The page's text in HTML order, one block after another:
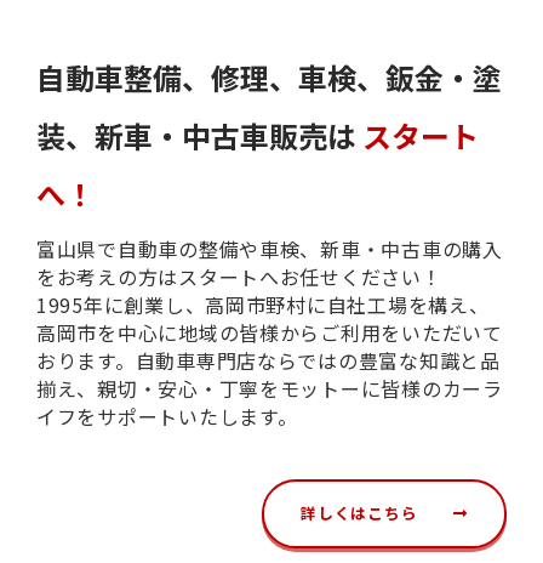
自動車整備、修理、車検、鈑金・塗
装、新車・中古車販売は スタート
へ！
富山県で自動車の整備や車検、新車・中古車の購入
をお考えの方はスタートへお任せください！
1995年に創業し、高岡市野村に自社工場を構え、
高岡市を中心に地域の皆様からご利用をいただいて
おります。自動車専門店ならではの豊富な知識と品
揃え、親切・安心・丁寧をモットーに皆様のカーラ
イフをサポートいたします。
詳しくはこちら